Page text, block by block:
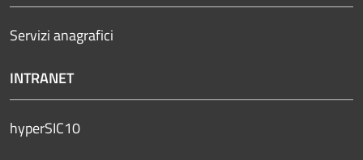
Servizi anagrafici
INTRANET
hyperSIC10